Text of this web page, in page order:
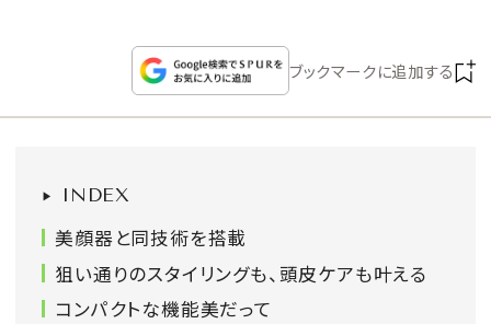
CELEBRITY
WEDDING
FORTUNE
ブックマークに追加する
INDEX
美顔器と同技術を搭載
狙い通りのスタイリングも、頭皮ケアも叶える
コンパクトな機能美だって